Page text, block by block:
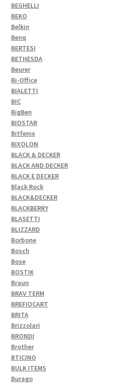
BEGHELLI
BEKO
Belkin
Benq
BERTESI
BETHESDA
Beurer
Bi-Office
BIALETTI
BIC
BigBen
BIOSTAR
Bitfenix
BIXOLON
BLACK & DECKER
BLACK AND DECKER
BLACK E DECKER
Black Rock
BLACK&DECKER
BLACKBERRY
BLASETTI
BLIZZARD
Borbone
Bosch
Bose
BOSTIK
Braun
BRAV TERM
BREFIOCART
BRITA
Brizzolari
BRONDI
Brother
BTICINO
BULK ITEMS
Burago